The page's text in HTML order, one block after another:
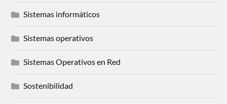
Sistemas informáticos
Sistemas operativos
Sistemas Operativos en Red
Sostenibilidad